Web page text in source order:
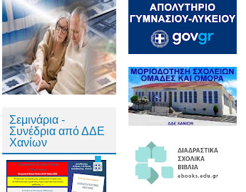
Σεμινάρια -
Συνέδρια από ΔΔΕ
Χανίων